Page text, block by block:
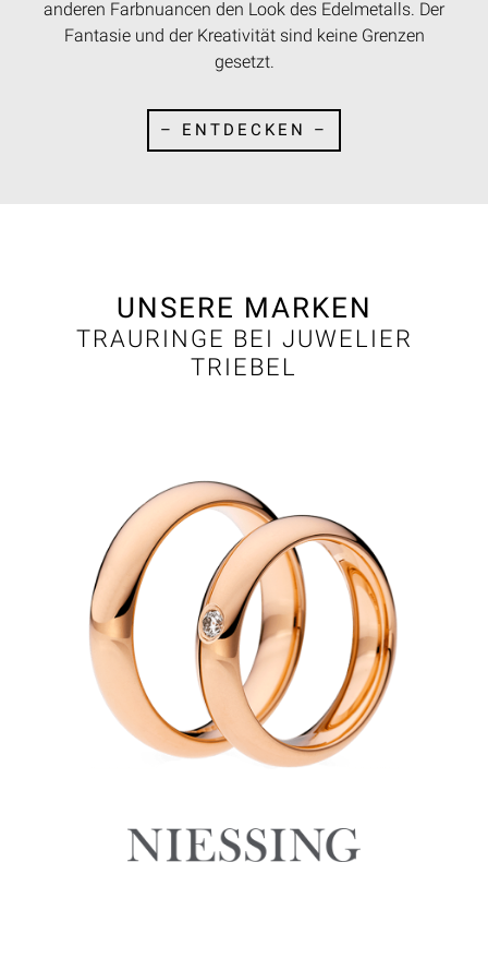
anderen Farbnuancen den Look des Edelmetalls. Der
Fantasie und der Kreativität sind keine Grenzen
gesetzt.
– ENTDECKEN –
UNSERE MARKEN
TRAURINGE BEI JUWELIER
TRIEBEL